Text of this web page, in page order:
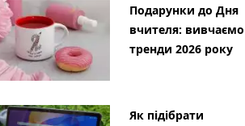
Подарунки до Дня
вчителя: вивчаємо
тренди 2026 року
Як підібрати